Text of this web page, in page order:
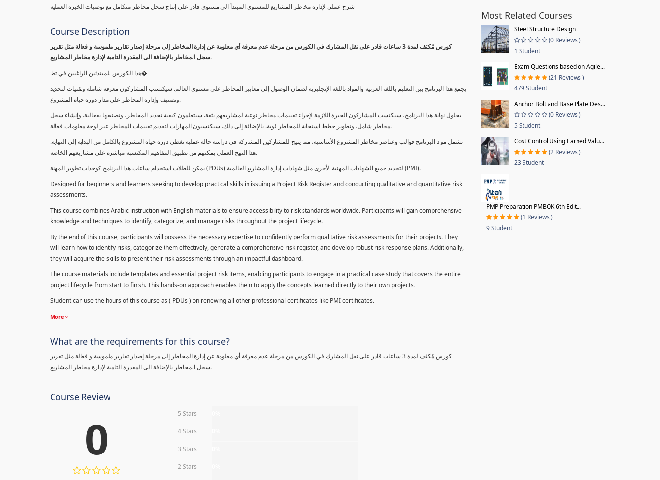
شرح عملي لإدارة مخاطر المشاريع للمستوى المبتدأ الى مستوى قادر على إنتاج سجل مخاطر متكامل مع توصيات الخبرة العملية
Course Description
كورس مٌكثف لمدة 3 ساعات قادر على نقل المشارك في الكورس من مرحلة عدم معرفة أي معلومة عن إدارة المخاطر إلى مرحلة إصدار تقارير ملموسة و فعالة مثل تقرير
سجل المخاطر بالإضافة الى المقدرة التامية لإدارة مخاطر المشاريع.
هذا الكورس للمبتدئين الراغبين في تط�
يجمع هذا البرنامج بين التعليم باللغة العربية والمواد باللغة الإنجليزية لضمان الوصول إلى معايير المخاطر على مستوى العالم. سيكتسب المشاركون معرفة شاملة وتقنيات لتحديد
وتصنيف وإدارة المخاطر على مدار دورة حياة المشروع.
بحلول نهاية هذا البرنامج، سيكتسب المشاركون الخبرة اللازمة لإجراء تقييمات مخاطر نوعية لمشاريعهم بثقة. سيتعلمون كيفية تحديد المخاطر، وتصنيفها بفعالية، وإنشاء سجل
مخاطر شامل، وتطوير خطط استجابة للمخاطر قوية. بالإضافة إلى ذلك، سيكتسبون المهارات لتقديم تقييمات المخاطر عبر لوحة معلومات فعالة.
تشمل مواد البرنامج قوالب وعناصر مخاطر المشروع الأساسية، مما يتيح للمشاركين المشاركة في دراسة حالة عملية تغطي دورة حياة المشروع بالكامل من البداية إلى النهاية.
هذا النهج العملي يمكنهم من تطبيق المفاهيم المكتسبة مباشرة على مشاريعهم الخاصة.
يمكن للطلاب استخدام ساعات هذا البرنامج كوحدات تطوير المهنة (PDUs) لتجديد جميع الشهادات المهنية الأخرى مثل شهادات إدارة المشاريع العالمية (PMI).
Designed for beginners and learners seeking to develop practical skills in issuing a Project Risk Register and conducting qualitative and quantitative risk
assessments.
This course combines Arabic instruction with English materials to ensure accessibility to risk standards worldwide. Participants will gain comprehensive
knowledge and techniques to identify, categorize, and manage risks throughout the project lifecycle.
By the end of this course, participants will possess the necessary expertise to confidently perform qualitative risk assessments for their projects. They
will learn how to identify risks, categorize them effectively, generate a comprehensive risk register, and develop robust risk response plans. Additionally,
they will acquire the skills to present their risk assessments through an impactful dashboard.
The course materials include templates and essential project risk items, enabling participants to engage in a practical case study that covers the entire
project lifecycle from start to finish. This hands-on approach enables them to apply the concepts learned directly to their own projects.
Student can use the hours of this course as ( PDUs ) on renewing all other professional certificates like PMI certificates.
More
What are the requirements for this course?
كورس مٌكثف لمدة 3 ساعات قادر على نقل المشارك في الكورس من مرحلة عدم معرفة أي معلومة عن إدارة المخاطر إلى مرحلة إصدار تقارير ملموسة و فعالة مثل تقرير
سجل المخاطر بالإضافة الى المقدرة التامية لإدارة مخاطر المشاريع.
Course Review
0 5 Stars
4 Stars
3 Stars
2 Stars
Most Related Courses
Steel Structure Design
(0 Reviews )
1 Student
Exam Questions based on Agile...
(21 Reviews )
479 Student
Anchor Bolt and Base Plate Des...
(0 Reviews )
5 Student
Cost Control Using Earned Valu...
(2 Reviews )
23 Student
PMP Preparation PMBOK 6th Edit...
(1 Reviews )
9 Student